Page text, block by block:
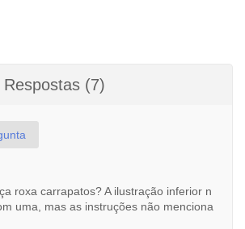
(7)
roxa carrapatos? A ilustração inferior n
uma, mas as instruções não menciona